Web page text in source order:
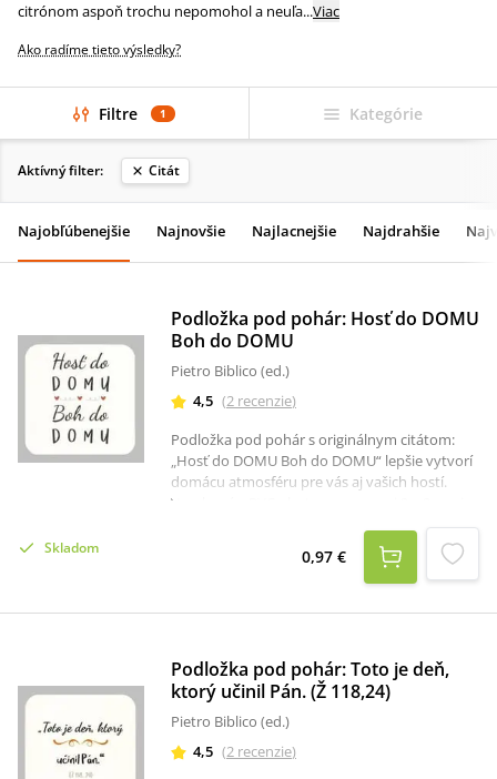
citrónom aspoň trochu nepomohol a neuľa...Viac
Ako radíme tieto výsledky?
Filtre 1 Kategórie
Najobľúbenejšie Najnovšie Najlacnejšie Najdrahšie
Aktívný filter: Citát
Podložka pod pohár: Hosť do DOMU
Boh do DOMU
Pietro Biblico (ed.)
4,5 (2 recenzie)
Podložka pod pohár s originálnym citátom:
„Hosť do DOMU Boh do DOMU“ lepšie vytvorí
domácu atmosféru pre vás aj vašich hostí.
Vyrobená z PVC plastu s rozmermi 9 x 9 cm, je
pripravená zabrániť odtlačkom na vašom stole
a potešiť každého, kto na ňu vzhliadne.
Skladom 0,97 €
Podložka pod pohár: Toto je deň,
ktorý učinil Pán. (Ž 118,24)
Pietro Biblico (ed.)
4,5 (2 recenzie)